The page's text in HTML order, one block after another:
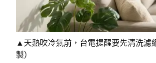
▲天熱吹冷氣前，台電提醒要先清洗濾
製）